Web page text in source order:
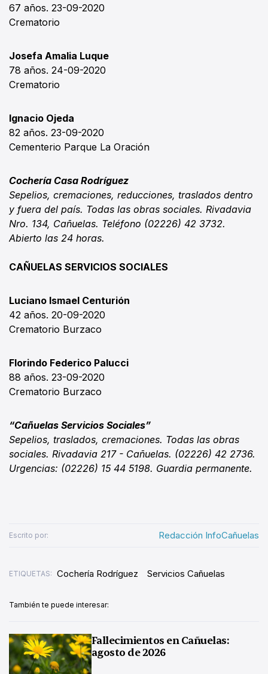
67 años. 23-09-2020
Crematorio
Josefa Amalia Luque
78 años. 24-09-2020
Crematorio
Ignacio Ojeda
82 años. 23-09-2020
Cementerio Parque La Oración
Cochería Casa Rodríguez
Sepelios, cremaciones, reducciones, traslados dentro
y fuera del país. Todas las obras sociales. Rivadavia
Nro. 134, Cañuelas. Teléfono (02226) 42 3732.
Abierto las 24 horas.
CAÑUELAS SERVICIOS SOCIALES
Luciano Ismael Centurión
42 años. 20-09-2020
Crematorio Burzaco
Florindo Federico Palucci
88 años. 23-09-2020
Crematorio Burzaco
“Cañuelas Servicios Sociales”
Sepelios, traslados, cremaciones. Todas las obras
sociales. Rivadavia 217 - Cañuelas. (02226) 42 2736.
Urgencias: (02226) 15 44 5198. Guardia permanente.
Escrito por: Redacción InfoCañuelas
ETIQUETAS: Cochería Rodríguez Servicios Cañuelas
También te puede interesar:
Fallecimientos en Cañuelas:
agosto de 2026